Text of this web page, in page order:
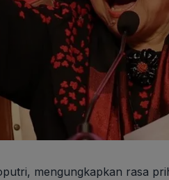
mengungkapkan rasa